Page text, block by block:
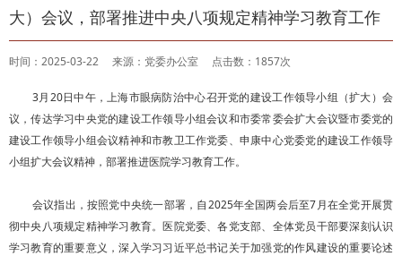
大）会议，部署推进中央八项规定精神学习教育工作
时间：2025-03-22 来源：党委办公室 点击数：1857次
3月20日中午，上海市眼病防治中心召开党的建设工作领导小组（扩大）会
议，传达学习中央党的建设工作领导小组会议和市委常委会扩大会议暨市委党的
建设工作领导小组会议精神和市教卫工作党委、申康中心党委党的建设工作领导
小组扩大会议精神，部署推进医院学习教育工作。
会议指出，按照党中央统一部署，自2025年全国两会后至7月在全党开展贯
彻中央八项规定精神学习教育。医院党委、各党支部、全体党员干部要深刻认识
学习教育的重要意义，深入学习习近平总书记关于加强党的作风建设的重要论述